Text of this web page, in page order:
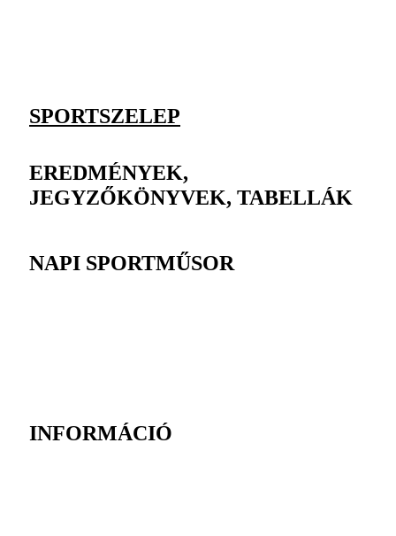
SPORTSZELEP
EREDMÉNYEK,
JEGYZŐKÖNYVEK, TABELLÁK
NAPI SPORTMŰSOR
INFORMÁCIÓ